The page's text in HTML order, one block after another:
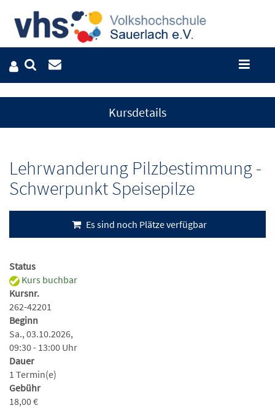
Kursdetails
Lehrwanderung Pilzbestimmung -
Schwerpunkt Speisepilze
Es sind noch Plätze verfügbar
Status
Kurs buchbar
Kursnr.
262-42201
Beginn
Sa., 03.10.2026,
09:30 - 13:00 Uhr
Dauer
1 Termin(e)
Gebühr
18,00 €